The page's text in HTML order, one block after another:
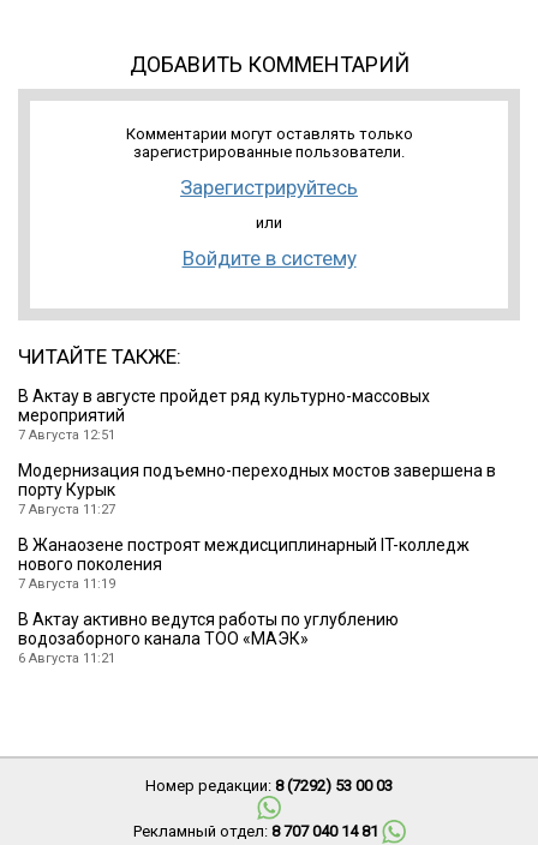
ДОБАВИТЬ КОММЕНТАРИЙ
Комментарии могут оставлять только
зарегистрированные пользователи.
Зарегистрируйтесь
или
Войдите в систему
ЧИТАЙТЕ ТАКЖЕ:
В Актау в августе пройдет ряд культурно-массовых
мероприятий
7 Августа 12:51
Модернизация подъемно-переходных мостов завершена в
порту Курык
7 Августа 11:27
В Жанаозене построят междисциплинарный IT-колледж
нового поколения
7 Августа 11:19
В Актау активно ведутся работы по углублению
водозаборного канала ТОО «МАЭК»
6 Августа 11:21
Номер редакции: 8 (7292) 53 00 03
Рекламный отдел: 8 707 040 14 81